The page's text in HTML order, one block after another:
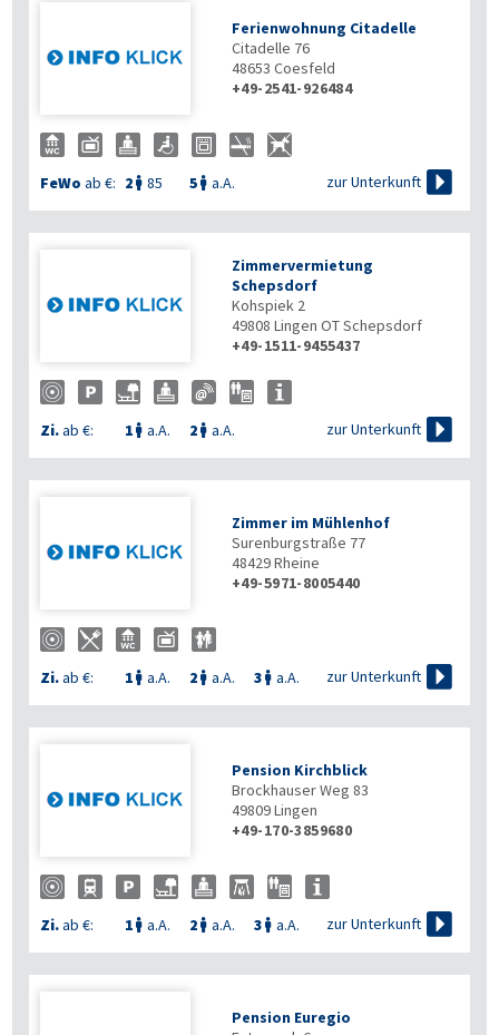
Ferienwohnung Citadelle
Citadelle 76
48653 Coesfeld
+49-2541-926484
FeWo ab €: 2  85 5  a.A. zur Unterkunft 
Zimmervermietung
Schepsdorf
Kohspiek 2
49808 Lingen OT Schepsdorf
+49-1511-9455437
Zi.ab €: 1  a.A. 2  a.A. zur Unterkunft 
Zimmer im Mühlenhof
Surenburgstraße 77
48429Rheine
+49-5971-8005440
Zi.ab €: 1  a.A. 2  a.A. 3  a.A. zur Unterkunft 
Pension Kirchblick
Brockhauser Weg 83
49809Lingen
+49-170-3859680
Zi.ab €: 1  a.A. 2  a.A. 3  a.A. zur Unterkunft 
Pension Euregio